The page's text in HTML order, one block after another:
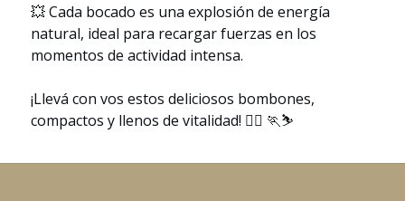
💥 Cada bocado es una explosión de energía
natural, ideal para recargar fuerzas en los
momentos de actividad intensa.
¡Llevá con vos estos deliciosos bombones,
compactos y llenos de vitalidad! 🚵‍♀ 🏃⛷️